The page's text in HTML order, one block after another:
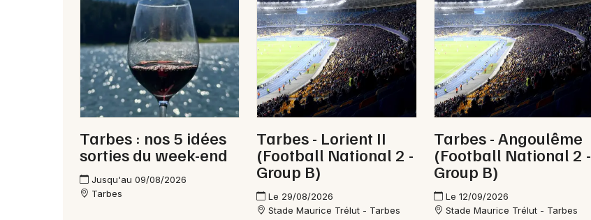
Chanson française en Occitanie
Newsletter des sorties
Actus à Bagnères-de-Bigorre
Magazine à Bagnères-de-Bigorre
Tarbes : nos 5 idées
sorties du week-end
Jusqu'au 09/08/2026
Tarbes
Tarbes - Lorient II
(Football National 2 -
Group B)
Le 29/08/2026
Stade Maurice Trélut - Tarbes
Tarbes - Angoulême
(Football National 2 -
Group B)
Le 12/09/2026
Stade Maurice Trélut - Tarbes